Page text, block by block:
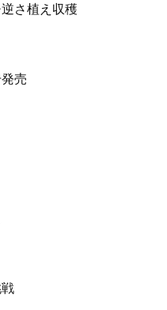
さ植え収穫
売